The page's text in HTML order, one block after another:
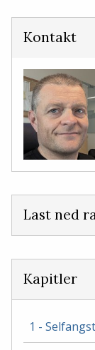
Kontakt
Last ned
Kapitler
1 -